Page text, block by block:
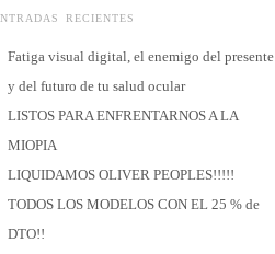
RECIENTES
Fatiga visual digital, el enemigo del presente
y del futuro de tu salud ocular
LISTOS PARA ENFRENTARNOS A LA
MIOPIA
LIQUIDAMOS OLIVER PEOPLES!!!!!
TODOS LOS MODELOS CON EL 25 % de
DTO!!